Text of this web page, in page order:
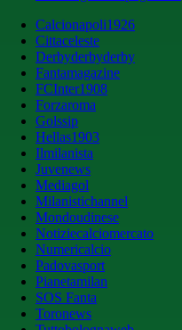
Calcionapoli1926
Cittaceleste
Derbyderbyderby
Fantamagazine
FCInter1908
Forzaroma
Golssip
Hellas1903
Ilmilanista
Juvenews
Mediagol
Milanistichannel
Mondoudinese
Notiziecalciomercato
Numericalcio
Padovasport
Pianetamilan
SOS Fanta
Toronews